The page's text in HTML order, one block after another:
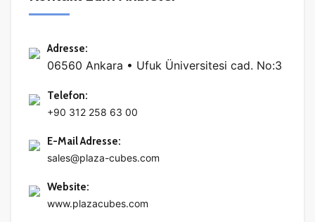
Adresse:
06560 Ankara • Ufuk Üniversitesi cad. No:3
Telefon:
+90 312 258 63 00
E-Mail Adresse:
sales@plaza-cubes.com
Website:
www.plazacubes.com